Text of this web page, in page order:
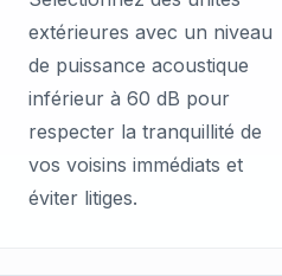
extérieures avec un niveau
de puissance acoustique
inférieur à 60 dB pour
respecter la tranquillité de
vos voisins immédiats et
éviter litiges.